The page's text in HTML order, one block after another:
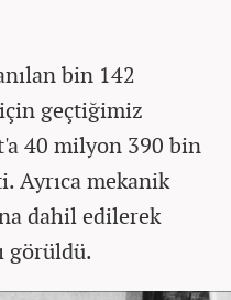
bin 142
geçtiğimiz
40 milyon 390 bin
Ayrıca mekanik
dahil edilerek
görüldü.